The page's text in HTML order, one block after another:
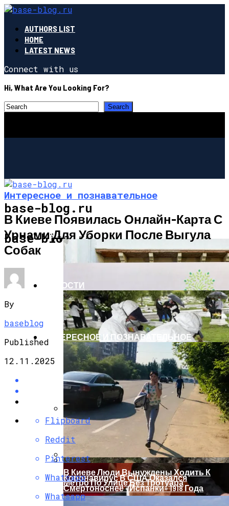
AUTHORS LIST
HOME
LATEST NEWS
Connect with us
Hi, What Are You Looking For?
base-blog.ru
base-blog.ru
ЭКОНОМИКА И ПОЛИТИКА
G7 Договорились Регулировать
Искусственный Интеллект
НОВОСТИ
Коронавирус В США Оказался
Смертоноснее «испанки» 1918 Года
ИНТЕРЕСНОЕ И ПОЗНАВАТЕЛЬНОЕ
В Киеве Люди Вынуждены Ходить К
Метро По Улице Без Тротуара
Интересное и познавательное
В Киеве Появилась Онлайн-Карта С
Урнами Для Уборки После Выгула
Собак
By
baseblog
Published
12.11.2025
Flipboard
Reddit
Pinterest
Whatsapp
Whatsapp